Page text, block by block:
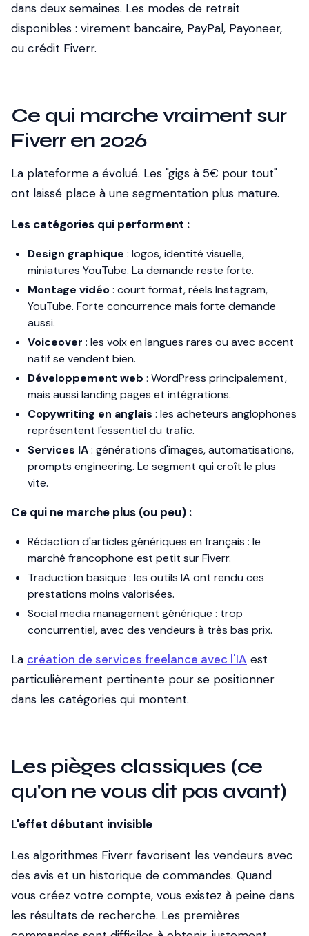
dans deux semaines. Les modes de retrait
disponibles : virement bancaire, PayPal, Payoneer,
ou crédit Fiverr.
Ce qui marche vraiment sur
Fiverr en 2026
La plateforme a évolué. Les "gigs à 5€ pour tout"
ont laissé place à une segmentation plus mature.
Les catégories qui performent :
Design graphique : logos, identité visuelle,
miniatures YouTube. La demande reste forte.
Montage vidéo: court format, réels Instagram,
YouTube. Forte concurrence mais forte demande
aussi.
Voiceover : les voix en langues rares ou avec accent
natif se vendent bien.
Développement web : WordPress principalement,
mais aussi landing pages et intégrations.
Copywriting en anglais : les acheteurs anglophones
représentent l'essentiel du trafic.
Services IA: générations d'images, automatisations,
prompts engineering. Le segment qui croît le plus
vite.
Ce qui ne marche plus (ou peu) :
Rédaction d'articles génériques en français : le
marché francophone est petit sur Fiverr.
Traduction basique : les outils IA ont rendu ces
prestations moins valorisées.
Social media management générique : trop
concurrentiel, avec des vendeurs à très bas prix.
La création de services freelance avec l'IA est
particulièrement pertinente pour se positionner
dans les catégories qui montent.
Les pièges classiques (ce
qu'on ne vous dit pas avant)
L'effet débutant invisible
Les algorithmes Fiverr favorisent les vendeurs avec
des avis et un historique de commandes. Quand
vous créez votre compte, vous existez à peine dans
les résultats de recherche. Les premières